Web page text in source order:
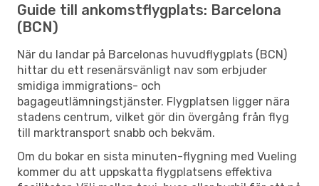
Guide till ankomstflygplats: Barcelona
(BCN)
När du landar på Barcelonas huvudflygplats (BCN)
hittar du ett resenärsvänligt nav som erbjuder
smidiga immigrations- och
bagageutlämningstjänster. Flygplatsen ligger nära
stadens centrum, vilket gör din övergång från flyg
till marktransport snabb och bekväm.
Om du bokar en sista minuten-flygning med Vueling
kommer du att uppskatta flygplatsens effektiva